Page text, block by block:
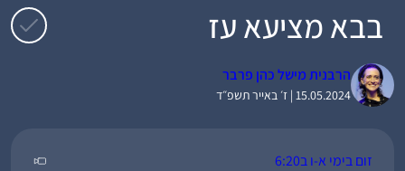
בבא מציעא עז
הרבנית מישל כהן פרבר
15.05.2024 | ז׳ באייר תשפ״ד
זום בימי א-ו ב6:20